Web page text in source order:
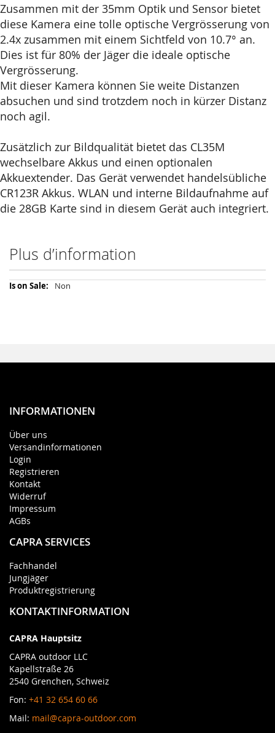
Zusammen mit der 35mm Optik und Sensor bietet
diese Kamera eine tolle optische Vergrösserung von
2.4x zusammen mit einem Sichtfeld von 10.7° an.
Dies ist für 80% der Jäger die ideale optische
Vergrösserung.
Mit dieser Kamera können Sie weite Distanzen
absuchen und sind trotzdem noch in kürzer Distanz
noch agil.
Zusätzlich zur Bildqualität bietet das CL35M
wechselbare Akkus und einen optionalen
Akkuextender. Das Gerät verwendet handelsübliche
CR123R Akkus. WLAN und interne Bildaufnahme auf
die 28GB Karte sind in diesem Gerät auch integriert.
Plus d’information
Plus
Non
INFORMATIONEN
Über uns
Versandinformationen
Login
Registrieren
Kontakt
Widerruf
Impressum
AGBs
CAPRA SERVICES
Fachhandel
Jungjäger
Produktregistrierung
KONTAKTINFORMATION
CAPRA Hauptsitz
CAPRA outdoor LLC
Kapellstraße 26
2540 Grenchen, Schweiz
Fon: +41 32 654 60 66
Mail: mail@capra-outdoor.com